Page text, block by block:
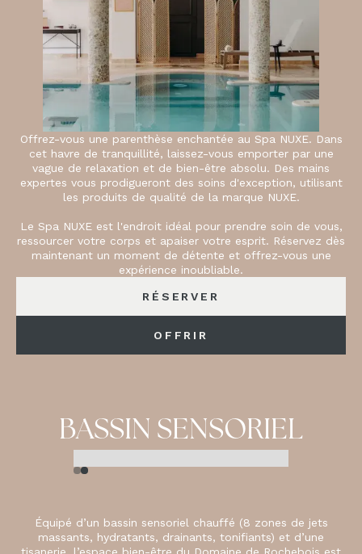
Offrez-vous une parenthèse enchantée au Spa NUXE. Dans
cet havre de tranquillité, laissez-vous emporter par une
vague de relaxation et de bien-être absolu. Des mains
expertes vous prodigueront des soins d'exception, utilisant
les produits de qualité de la marque NUXE.
Le Spa NUXE est l'endroit idéal pour prendre soin de vous,
ressourcer votre corps et apaiser votre esprit. Réservez dès
maintenant un moment de détente et offrez-vous une
expérience inoubliable.
RÉSERVER
OFFRIR
BASSIN SENSORIEL
Slide 2 of 2.
Équipé d’un bassin sensoriel chauffé (8 zones de jets
massants, hydratants, drainants, tonifiants) et d’une
tisanerie, l’espace bien-être du Domaine de Rochebois est